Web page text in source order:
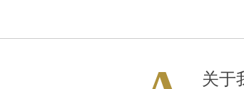
关于